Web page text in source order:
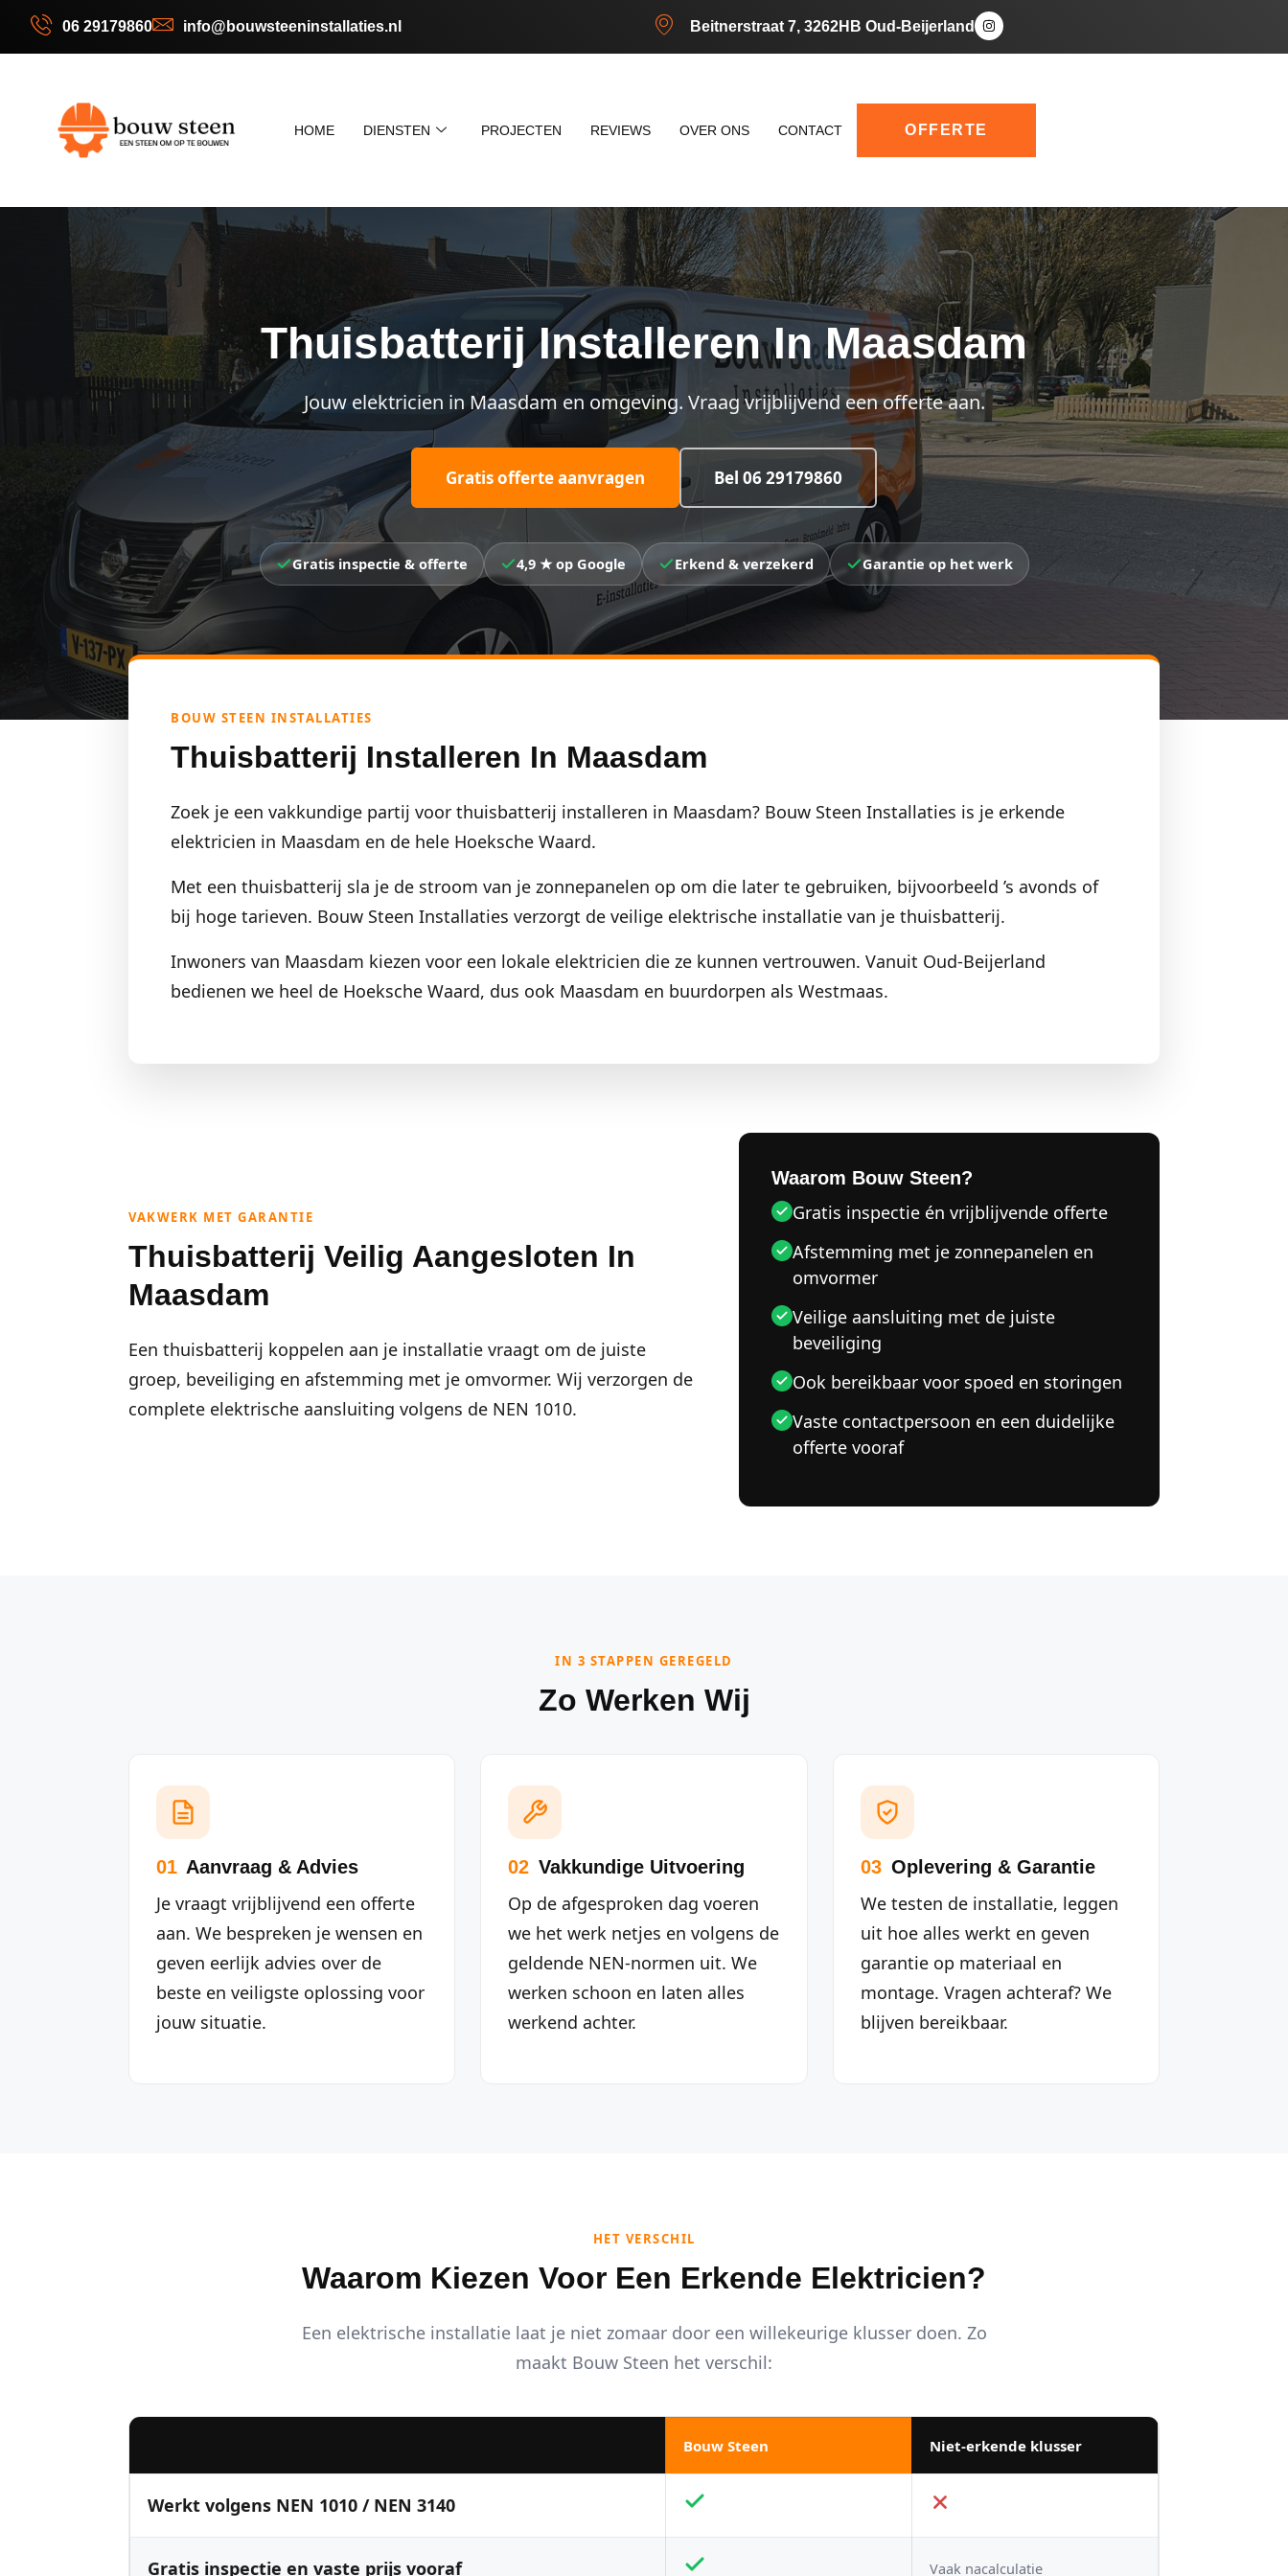
06 29179860 info@bouwsteeninstallaties.nl Beitnerstraat 7, 3262HB Oud-Beijerland
HOME DIENSTEN PROJECTEN REVIEWS OVER ONS CONTACT OFFERTE
Thuisbatterij Installeren In Maasdam
Jouw elektricien in Maasdam en omgeving. Vraag vrijblijvend een offerte aan.
Gratis offerte aanvragen Bel 06 29179860
Gratis inspectie & offerte 4,9 ★ op Google Erkend & verzekerd Garantie op het werk
BOUW STEEN INSTALLATIES
Thuisbatterij Installeren In Maasdam
Zoek je een vakkundige partij voor thuisbatterij installeren in Maasdam? Bouw Steen Installaties is je erkende
elektricien in Maasdam en de hele Hoeksche Waard.
Met een thuisbatterij sla je de stroom van je zonnepanelen op om die later te gebruiken, bijvoorbeeld ’s avonds of
bij hoge tarieven. Bouw Steen Installaties verzorgt de veilige elektrische installatie van je thuisbatterij.
Inwoners van Maasdam kiezen voor een lokale elektricien die ze kunnen vertrouwen. Vanuit Oud-Beijerland
bedienen we heel de Hoeksche Waard, dus ook Maasdam en buurdorpen als Westmaas.
VAKWERK MET GARANTIE
Thuisbatterij Veilig Aangesloten In
Maasdam
Een thuisbatterij koppelen aan je installatie vraagt om de juiste
groep, beveiliging en afstemming met je omvormer. Wij verzorgen de
complete elektrische aansluiting volgens de NEN 1010.
Waarom Bouw Steen?
Gratis inspectie én vrijblijvende offerte
Afstemming met je zonnepanelen en
omvormer
Veilige aansluiting met de juiste
beveiliging
Ook bereikbaar voor spoed en storingen
Vaste contactpersoon en een duidelijke
offerte vooraf
IN 3 STAPPEN GEREGELD
Zo Werken Wij
01 Aanvraag & Advies
Je vraagt vrijblijvend een offerte
aan. We bespreken je wensen en
geven eerlijk advies over de
beste en veiligste oplossing voor
jouw situatie.
02 Vakkundige Uitvoering
Op de afgesproken dag voeren
we het werk netjes en volgens de
geldende NEN-normen uit. We
werken schoon en laten alles
werkend achter.
03 Oplevering & Garantie
We testen de installatie, leggen
uit hoe alles werkt en geven
garantie op materiaal en
montage. Vragen achteraf? We
blijven bereikbaar.
HET VERSCHIL
Waarom Kiezen Voor Een Erkende Elektricien?
Een elektrische installatie laat je niet zomaar door een willekeurige klusser doen. Zo
maakt Bouw Steen het verschil:
Bouw Steen Niet-erkende klusser
Werkt volgens NEN 1010 / NEN 3140
Gratis inspectie en vaste prijs vooraf Vaak nacalculatie